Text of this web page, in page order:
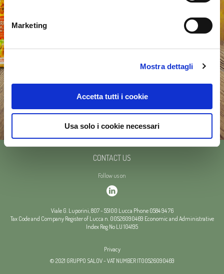
Marketing
Mostra dettagli
Accetta tutti i cookie
Usa solo i cookie necessari
Viale G. Luporini, 807- 55100 Lucca Phone 0584 94 76
Tax Code and Company Register of Lucca n. 00526090469 Economic and Administrative
Index Reg No LU 104195
CONTACT US
Follow us on
Privacy
© 2021 GRUPPO SALOV - VAT NUMBER IT00526090469